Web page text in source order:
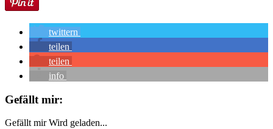
twittern
teilen
teilen
info
Gefällt mir:
Gefällt mir Wird geladen...